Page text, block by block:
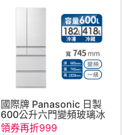
國際牌 Panasonic 日製
600公升六門變頻玻璃冰
箱
領券再折999